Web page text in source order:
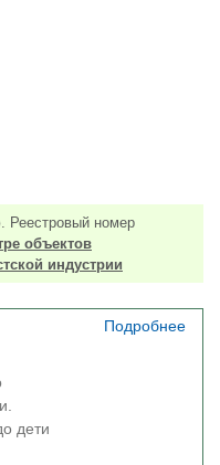
горы.
гостиничного
в предельной
и питания. В
терминалы для
заказ экскурсий в
не только детям,
ярких позитивных
Реестровый номер
объектов
индустрии
дети
Подробнее